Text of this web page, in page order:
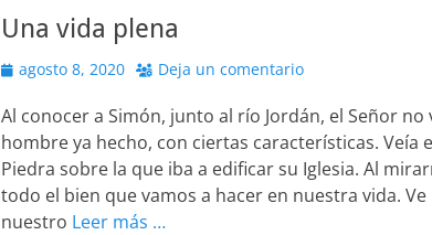
Una vida plena
Publicado
agosto 8, 2020 Deja un comentario
Al conocer a Simón, junto al río Jordán, el Señor no
hombre ya hecho, con ciertas características. Veía
Piedra sobre la que iba a edificar su Iglesia. Al
todo el bien que vamos a hacer en nuestra vida.
nuestro Leer más …